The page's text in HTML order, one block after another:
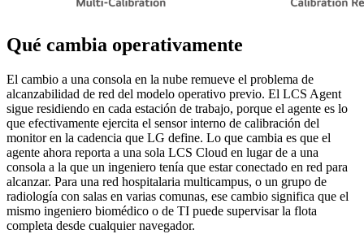
Qué cambia operativamente
El cambio a una consola en la nube remueve el problema de
alcanzabilidad de red del modelo operativo previo. El LCS Agent
sigue residiendo en cada estación de trabajo, porque el agente es lo
que efectivamente ejercita el sensor interno de calibración del
monitor en la cadencia que LG define. Lo que cambia es que el
agente ahora reporta a una sola LCS Cloud en lugar de a una
consola a la que un ingeniero tenía que estar conectado en red para
alcanzar. Para una red hospitalaria multicampus, o un grupo de
radiología con salas en varias comunas, ese cambio significa que el
mismo ingeniero biomédico o de TI puede supervisar la flota
completa desde cualquier navegador.